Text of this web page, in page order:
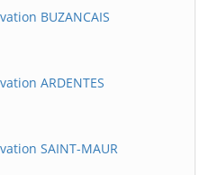
BUZANCAIS
ARDENTES
SAINT-MAUR